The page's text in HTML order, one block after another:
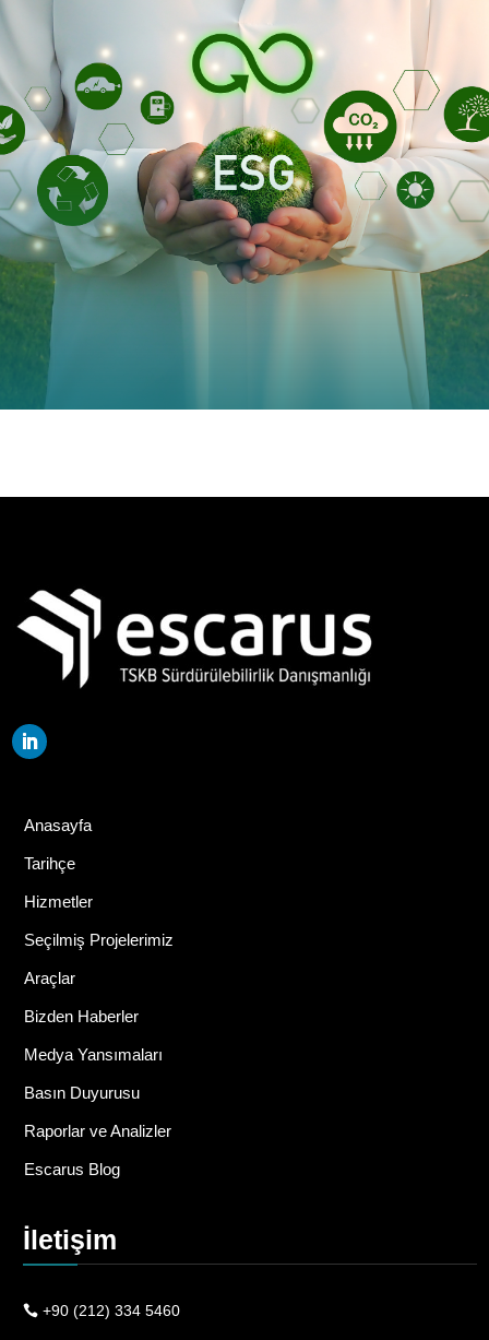
Anasayfa
Tarihçe
Hizmetler
Seçilmiş Projelerimiz
Araçlar
Bizden Haberler
Medya Yansımaları
Basın Duyurusu
Raporlar ve Analizler
Escarus Blog
İletişim
+90 (212) 334 5460